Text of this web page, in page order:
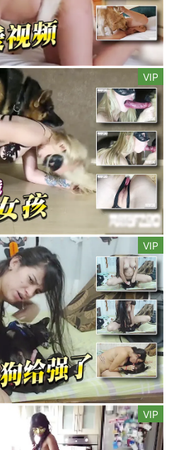
VIP
VIP
VIP